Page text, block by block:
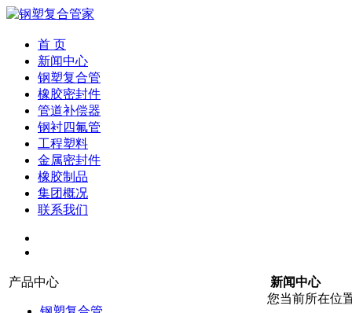
首 页
新闻中心
钢塑复合管
橡胶密封件
管道补偿器
钢衬四氟管
工程塑料
金属密封件
橡胶制品
集团概况
联系我们
产品中心
新闻中心
您当前所在位